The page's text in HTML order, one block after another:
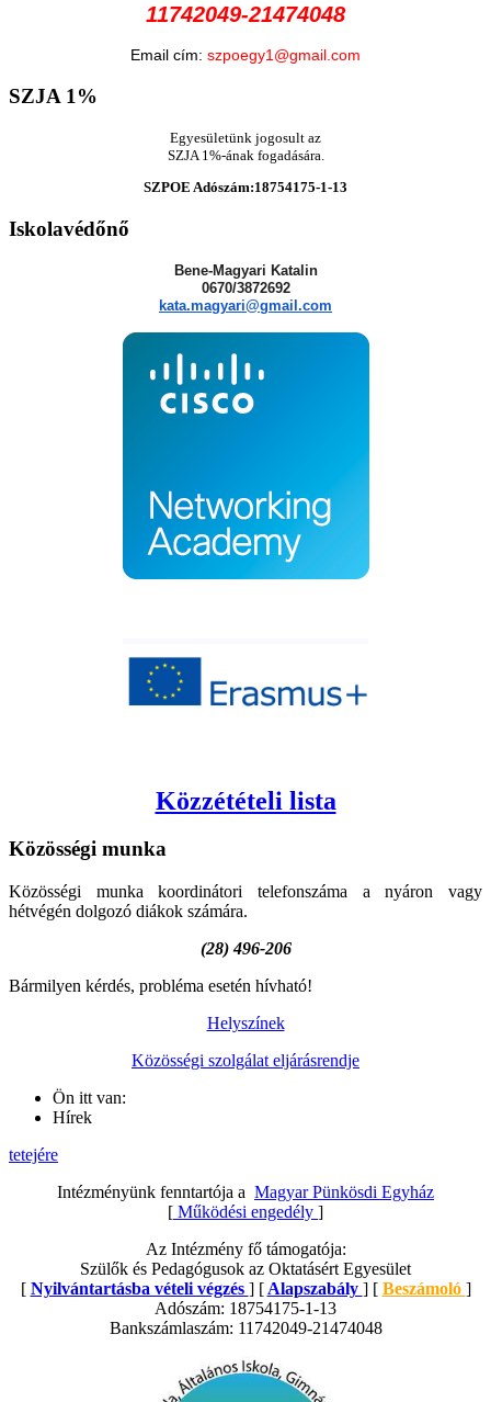
11742049-21474048
Email cím: szpoegy1@gmail.com
SZJA1%
Egyesületünk jogosult az
SZJA 1%-ának fogadására.
SZPOE Adószám:18754175-1-13
Iskolavédőnő
Bene-Magyari Katalin
0670/3872692
kata.magyari@gmail.com
Közzétételi lista
Közösségi munka
Közösségi munka koordinátori telefonszáma a nyáron vagy
hétvégén dolgozó diákok számára.
(28) 496-206
Bármilyen kérdés, probléma esetén hívható!
Helyszínek
Közösségi szolgálat eljárásrendje
Ön itt van:
Hírek
tetejére
Intézményünk fenntartója a Magyar Pünkösdi Egyház
[ Működési engedély ]
Az Intézmény fő támogatója:
Szülők és Pedagógusok az Oktatásért Egyesület
[ Nyilvántartásba vételi végzés ] [ Alapszabály ] [ Beszámoló ]
Adószám: 18754175-1-13
Bankszámlaszám: 11742049-21474048